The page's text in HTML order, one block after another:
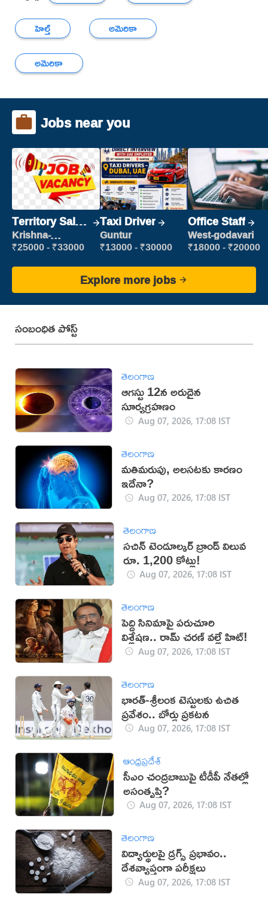
హెల్త్
అమెరికా
అమెరికా
Jobs near you
Territory Sales
Manager
Krishna-
vijayawada
₹25000 - ₹33000
Taxi Driver
Guntur
₹13000 - ₹30000
Office Staff
West-godavari
₹18000 - ₹20000
Explore more jobs
సంబంధిత పోస్ట్
తెలంగాణ
ఆగస్టు 12న అరుదైన
సూర్యగ్రహణం
Aug 07, 2026, 17:08 IST
తెలంగాణ
మతిమరుపు, అలసటకు కారణం
ఇదేనా?
Aug 07, 2026, 17:08 IST
తెలంగాణ
సచిన్ టెండూల్కర్ బ్రాండ్ విలువ
రూ. 1,200 కోట్లు!
Aug 07, 2026, 17:08 IST
తెలంగాణ
పెద్ది సినిమాపై పరుచూరి
విశ్లేషణ.. రామ్ చరణ్ వల్లే హిట్!
Aug 07, 2026, 17:08 IST
తెలంగాణ
భారత్-శ్రీలంక టెస్టులకు ఉచిత
ప్రవేశం.. బోర్డు ప్రకటన
Aug 07, 2026, 17:08 IST
ఆంధ్రప్రదేశ్
సీఎం చంద్రబాబుపై టీడీపీ నేతల్లో
అసంతృప్తి?
Aug 07, 2026, 17:08 IST
తెలంగాణ
విద్యార్థులపై డ్రగ్స్ ప్రభావం..
దేశవ్యాప్తంగా పరీక్షలు
Aug 07, 2026, 17:08 IST